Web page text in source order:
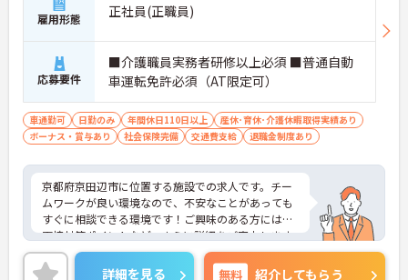
雇用形態 正社員(正職員)
応募要件
■介護職員実務者研修以上必須 ■普通自動
車運転免許必須（AT限定可）
車通勤可 日勤のみ 年間休日110日以上
産休･育休･介護休暇取得実績あり
ボーナス・賞与あり
社会保険完備 交通費支給 退職金制度あり
京都府京田辺市に位置する施設での求人です。チー
ムワークが良い環境なので、不安なことがあっても
すぐに相談できる環境です！ご興味のある方には、
面接対策ポイントなど、さらに詳細をご案内します
のでお気軽にご相談ください！
詳細を見る 無料 紹介してもらう